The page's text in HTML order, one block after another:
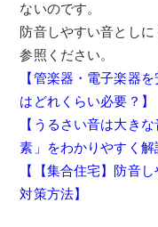
ないのです。
防音しやすい音とし
参照ください。
【管楽器・電子楽器
はどれくらい必要？】
【うるさい音は大き
素」をわかりやすく解
【【集合住宅】防音
対策方法】